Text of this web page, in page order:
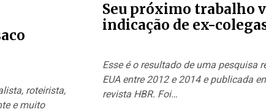
roteirista,
e muito
Seu próximo trabalho
indicação de ex-
Esse é o resultado de uma pesquisa
EUA entre 2012 e 2014 e publicada
revista HBR. Foi…